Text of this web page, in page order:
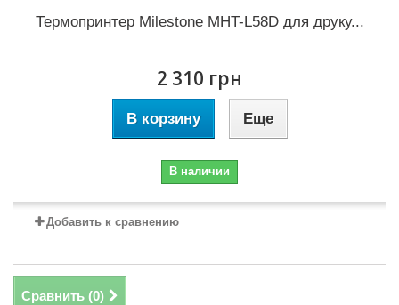
Термопринтер Milestone MHT-L58D для друку...
2 310 грн
В корзину Еще
В наличии
Добавить к сравнению
Сравнить (0)